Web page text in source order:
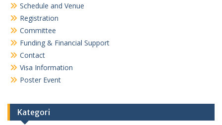
Schedule and Venue
Registration
Committee
Funding & Financial Support
Contact
Visa Information
Poster Event
Kategori